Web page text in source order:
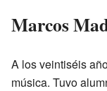
Marcos
A los veintiséis
música. Tuvo